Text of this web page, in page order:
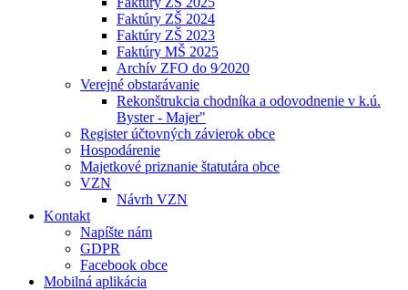
Faktúry ZŠ 2024
Faktúry ZŠ 2023
Faktúry MŠ 2025
Archív ZFO do 9⁄2020
Verejné obstarávanie
Rekonštrukcia chodníka a odovodnenie v k.ú.
Byster - Majer"
Register účtovných závierok obce
Hospodárenie
Majetkové priznanie štatutára obce
VZN
Návrh VZN
Kontakt
Napíšte nám
GDPR
Facebook obce
Mobilná aplikácia